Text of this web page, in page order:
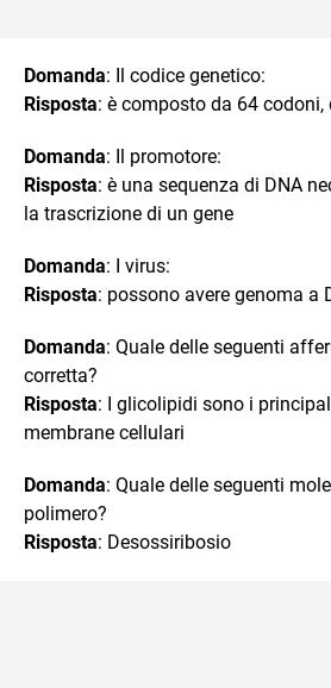
Domanda: Il codice genetico:
Risposta: è composto da 64 codoni,
Domanda: Il promotore:
Risposta: è una sequenza di DNA
la trascrizione di un gene
Domanda: I virus:
Risposta: possono avere genoma a
Domanda: Quale delle seguenti
corretta?
Risposta: I glicolipidi sono i
membrane cellulari
Domanda: Quale delle seguenti
polimero?
Risposta: Desossiribosio